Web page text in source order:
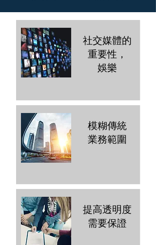
社交媒體的
重要性，
娛樂
模糊傳統
業務範圍
提高透明度
需要保證